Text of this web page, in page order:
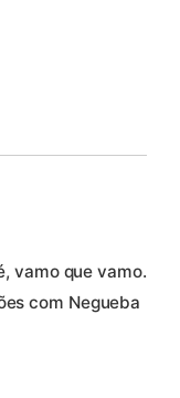
vamo que vamo.
com Negueba